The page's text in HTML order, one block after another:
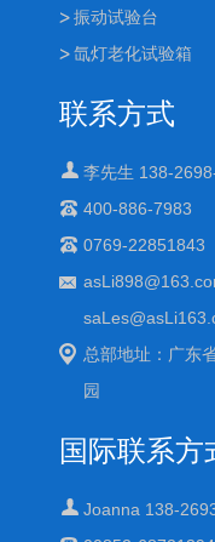
振动试验台
氙灯老化试验箱
联系方式
李先生 138-
400-886-7983
0769-22851843
总部地址：广东
园
国际联系方
Joanna 138-